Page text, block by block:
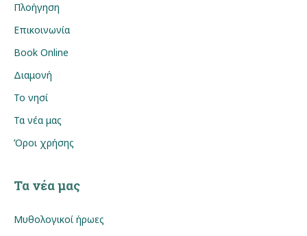
Πλοήγηση
Επικοινωνία
Book Online
Διαμονή
Το νησί
Τα νέα μας
Όροι χρήσης
Τα νέα μας
Μυθολογικοί ήρωες